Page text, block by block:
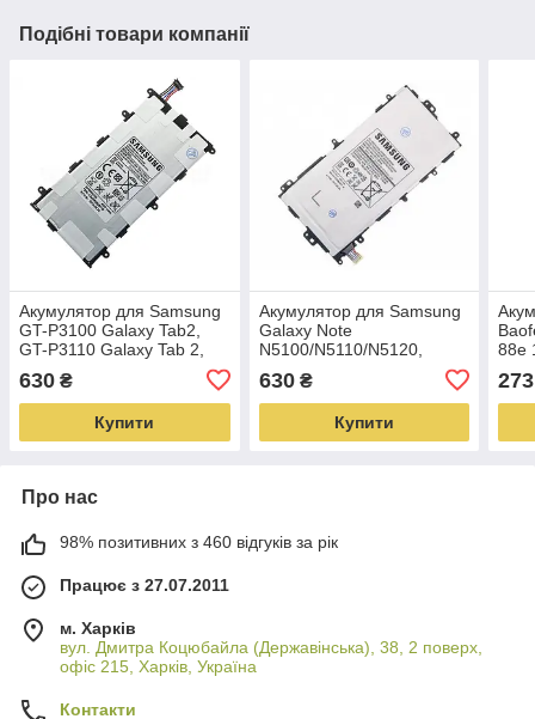
Подібні товари компанії
Акумулятор для Samsung
GT-P3100 Galaxy Tab2,
GT-P3110 Galaxy Tab 2,
місткістю 4000 mAh
630 ₴
Купити
Акумулятор для Samsung
Galaxy Note
N5100/N5110/N5120,
оригінал, місткістю 4600
mAh
630₴
Купити
88e
273
Про нас
98% позитивних з 460 відгуків за рік
Працює з 27.07.2011
м. Харків
вул. Дмитра Коцюбайла (Державінська), 38, 2 поверх,
офіс 215, Харків, Україна
Контакти